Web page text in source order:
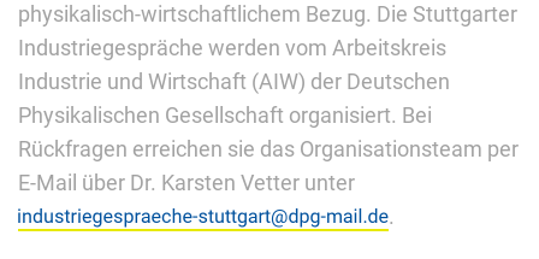
physikalisch-wirtschaftlichem Bezug. Die Stuttgarter
Industriegespräche werden vom Arbeitskreis
Industrie und Wirtschaft (AIW) der Deutschen
Physikalischen Gesellschaft organisiert. Bei
Rückfragen erreichen sie das Organisationsteam per
E-Mail über Dr. Karsten Vetter unter
.